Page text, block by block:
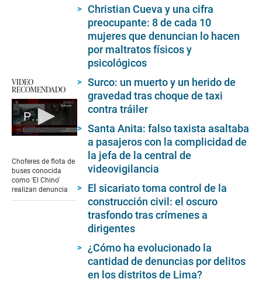
VIDEO
RECOMENDADO
Puente Piedra: extorsionan a empresa de transporte público
of
4
minutes,
19
Choferes de flota de
buses conocida
como 'El Chino'
realizan denuncia
Christian Cueva y una cifra
preocupante: 8 de cada 10
mujeres que denuncian lo hacen
por maltratos físicos y
psicológicos
Surco: un muerto y un herido de
gravedad tras choque de taxi
contra tráiler
Santa Anita: falso taxista asaltaba
a pasajeros con la complicidad de
la jefa de la central de
videovigilancia
El sicariato toma control de la
construcción civil: el oscuro
trasfondo tras crímenes a
dirigentes
¿Cómo ha evolucionado la
cantidad de denuncias por delitos
en los distritos de Lima?